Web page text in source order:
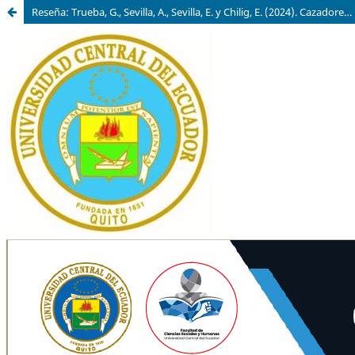
Reseña: Trueba, G., Sevilla, A., Sevilla, E. y Chilig, E. (2024). Cazadores de microbios en Ecuador: Historia y protagonistas. Ecuador: USFQ PRESS. Reseña